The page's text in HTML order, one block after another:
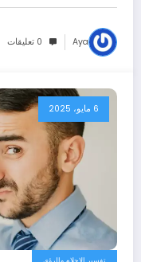
Aya 0 تعليقات
6 مايو، 2025